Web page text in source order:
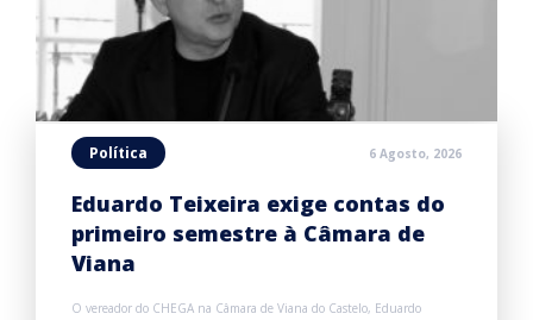
Política 6 Agosto, 2026
Eduardo Teixeira exige contas do
primeiro semestre à Câmara de
Viana
O vereador do CHEGA na Câmara de Viana do Castelo, Eduardo